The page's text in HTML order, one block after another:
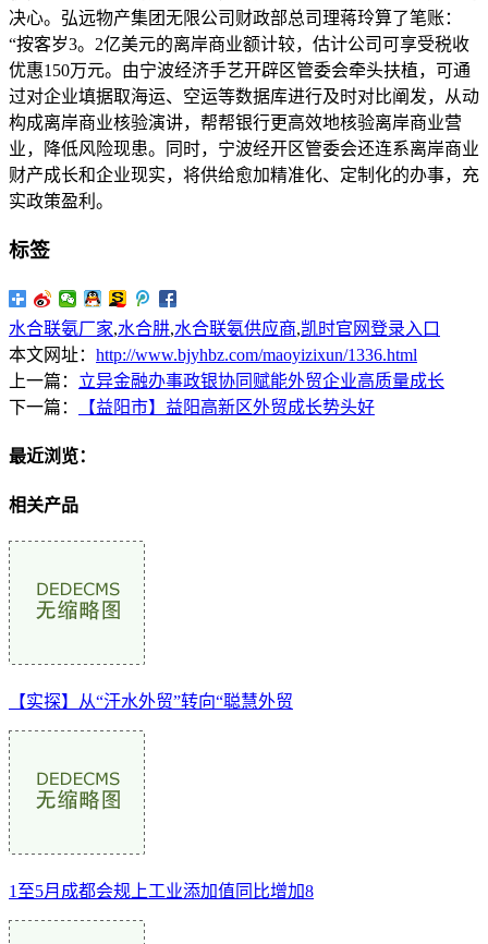
决心。弘远物产集团无限公司财政部总司理蒋玲算了笔账：
“按客岁3。2亿美元的离岸商业额计较，估计公司可享受税收
优惠150万元。由宁波经济手艺开辟区管委会牵头扶植，可通
过对企业填据取海运、空运等数据库进行及时对比阐发，从动
构成离岸商业核验演讲，帮帮银行更高效地核验离岸商业营
业，降低风险现患。同时，宁波经开区管委会还连系离岸商业
财产成长和企业现实，将供给愈加精准化、定制化的办事，充
实政策盈利。
标签
水合联氨厂家,水合肼,水合联氨供应商,凯时官网登录入口
本文网址： http://www.bjyhbz.com/maoyizixun/1336.html
上一篇： 立异金融办事政银协同赋能外贸企业高质量成长
下一篇：
【益阳市】益阳高新区外贸成长势头好
最近浏览：
相关产品
【实探】从“汗水外贸”转向“聪慧外贸
1至5月成都会规上工业添加值同比增加8